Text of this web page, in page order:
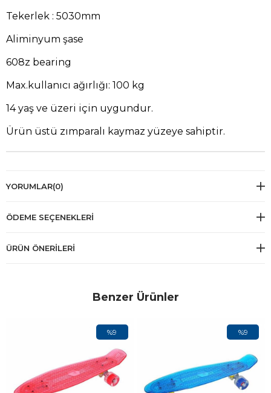
Tekerlek : 5030mm
Aliminyum şase
608z bearing
Max.kullanıcı ağırlığı: 100 kg
14 yaş ve üzeri için uygundur.
Ürün üstü zımparalı kaymaz yüzeye sahiptir.
YORUMLAR(0)
ÖDEME SEÇENEKLERI
ÜRÜN ÖNERILERI
Benzer Ürünler
%9 %9